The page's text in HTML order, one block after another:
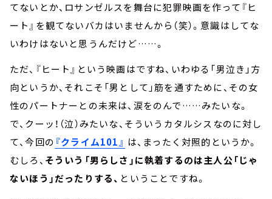
てないとか、ロサンゼルスを舞台に犯罪映画を作って『ヒ
ート』を観てないバカはいませんから（笑）。意識はしてな
いわけはないと思うんだけど……。
ただ、『ヒート』という映画はですね、いわゆる「男泣き」方
向というか、それこそ「男として」筋を通すために、その女
性のパートナーとの未来は、涙をのんで……みたいな。
で、クーッ！（泣）みたいな、そういうカタルシスなのに対し
て、今回の 『クライム101』 は、まったく対照的というか。
むしろ、 そういう「男らしさ」に執着するのは主人公「じゃ
ないほう」だったりする、 ということですね。